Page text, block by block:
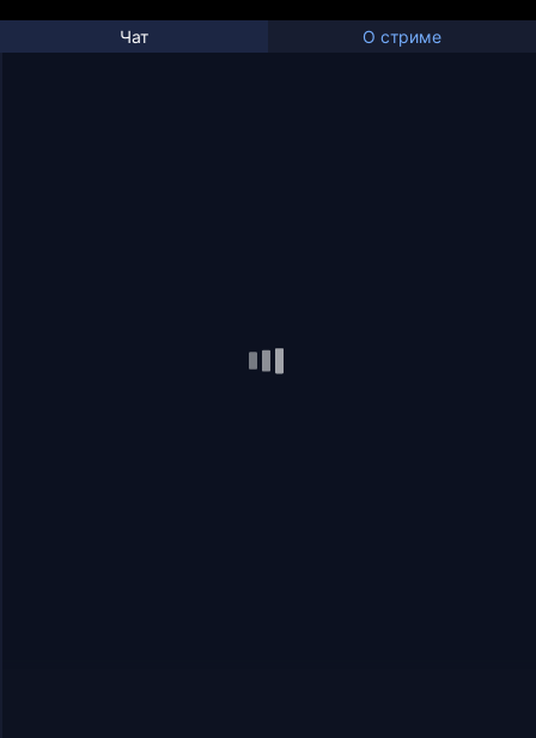
Чат О стриме